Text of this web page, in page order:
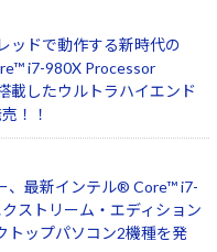
ッドで動作する新時代の
i7-980X Processor
載したウルトラハイエンド
！！
、最新インテル® Core™ i7-
ストリーム・エディション
トップパソコン2機種を発